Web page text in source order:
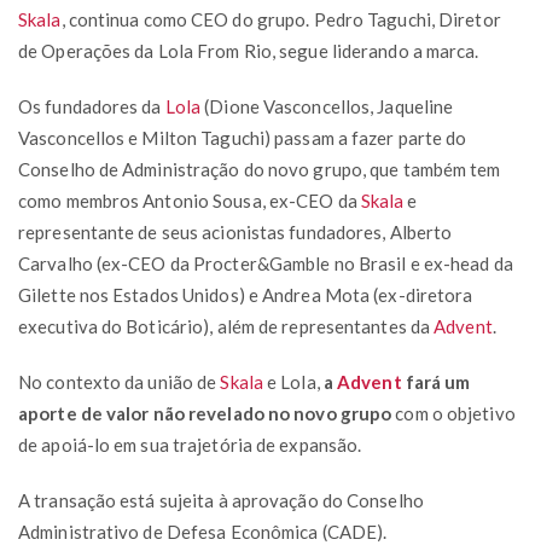
Skala , continua como CEO do grupo. Pedro Taguchi, Diretor
de Operações da Lola From Rio, segue liderando a marca.
Os fundadores da Lola (Dione Vasconcellos, Jaqueline
Vasconcellos e Milton Taguchi) passam a fazer parte do
Conselho de Administração do novo grupo, que também tem
como membros Antonio Sousa, ex-CEO da Skala e
representante de seus acionistas fundadores, Alberto
Carvalho (ex-CEO da Procter&Gamble no Brasil e ex-head da
Gilette nos Estados Unidos) e Andrea Mota (ex-diretora
executiva do Boticário), além de representantes da Advent.
No contexto da união deSkala e Lola, a Advent fará um
aporte de valor não revelado no novo grupocom o objetivo
de apoiá-lo em sua trajetória de expansão.
A transação está sujeita à aprovação do Conselho
Administrativo de Defesa Econômica (CADE).